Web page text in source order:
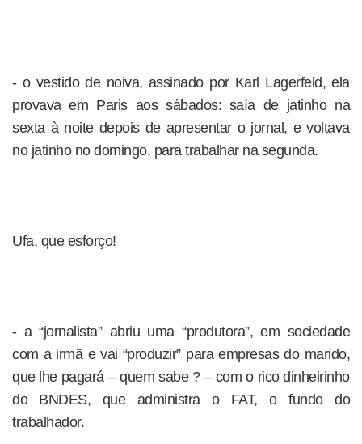
- o vestido de noiva, assinado por Karl Lagerfeld, ela
provava em Paris aos sábados: saía de jatinho na
sexta à noite depois de apresentar o jornal, e voltava
no jatinho no domingo, para trabalhar na segunda.
Ufa, que esforço!
- a “jornalista” abriu uma “produtora”, em sociedade
com a irmã e vai “produzir” para empresas do marido,
que lhe pagará – quem sabe ? – com o rico dinheirinho
do BNDES, que administra o FAT, o fundo do
trabalhador.